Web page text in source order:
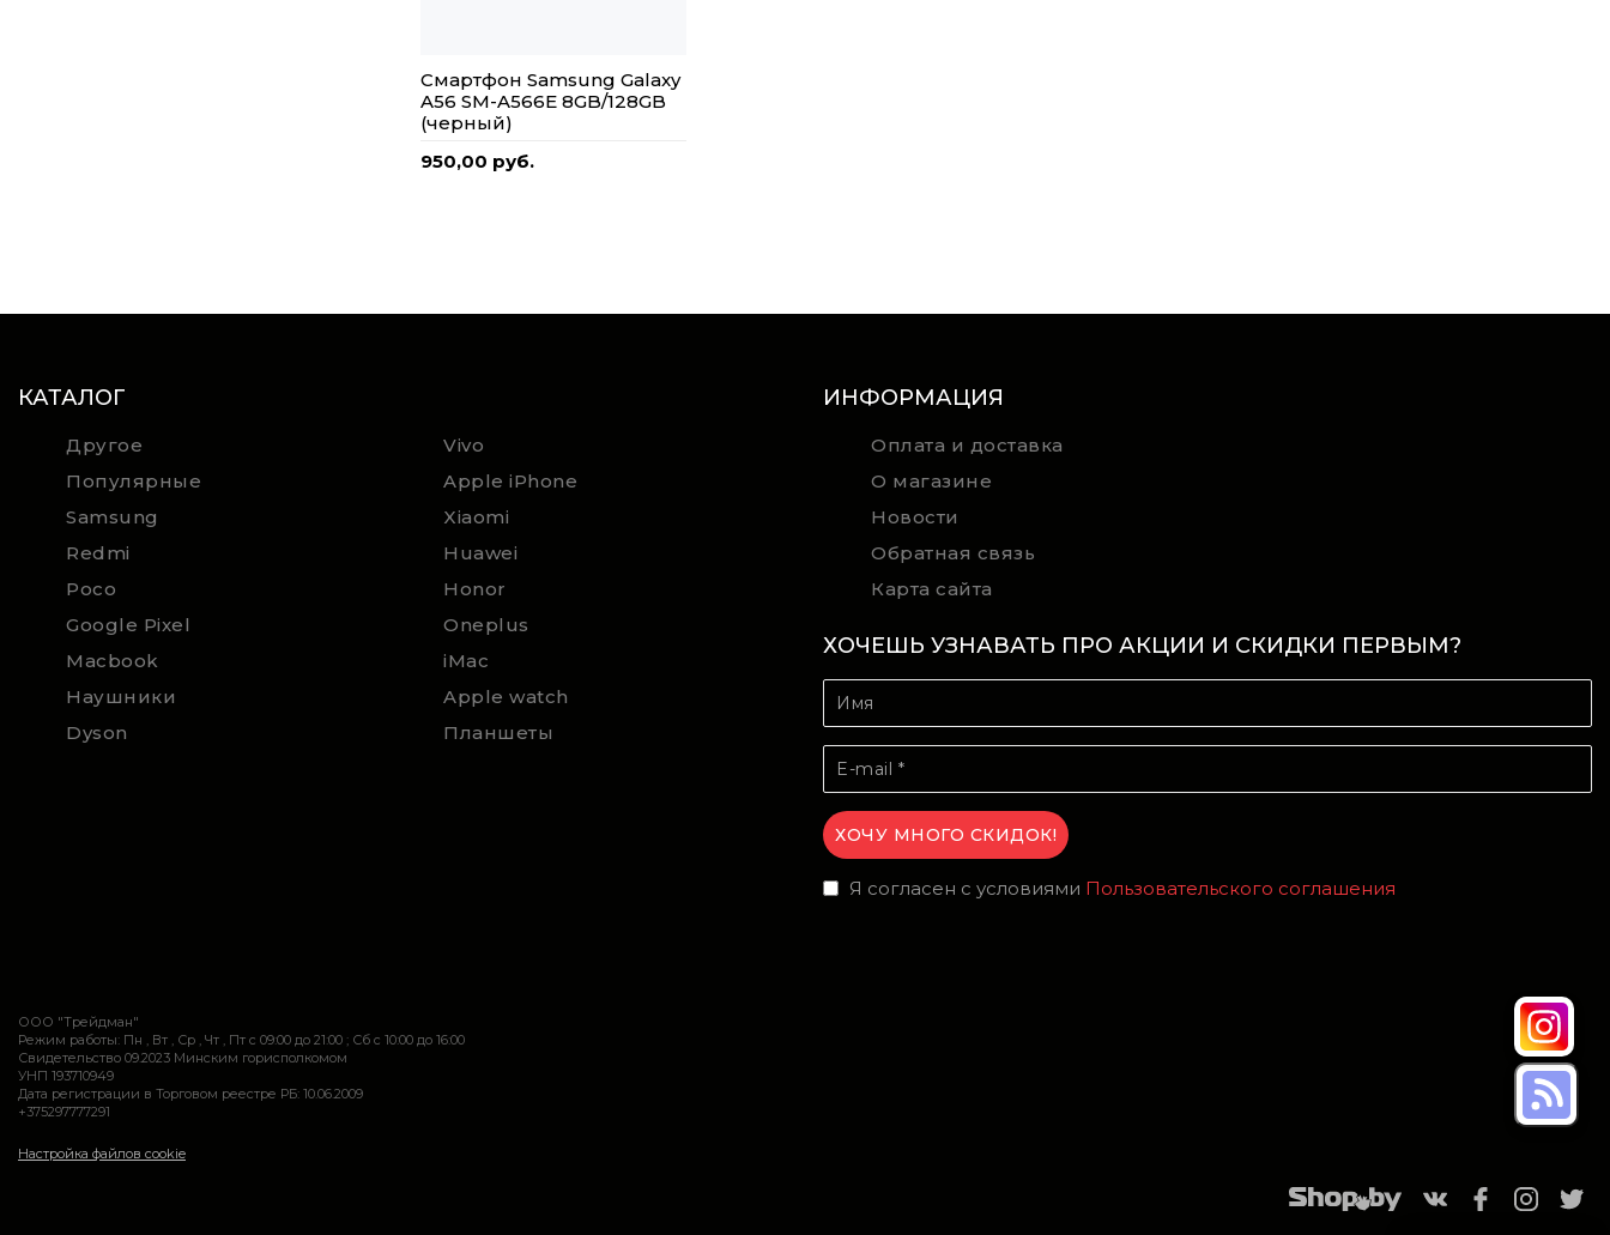
Смартфон Samsung Galaxy
A56 SM-A566E 8GB/128GB
(черный)
950,00 руб.
КАТАЛОГ
Другое
Vivo
Популярные
Apple iPhone
Samsung
Xiaomi
Redmi
Huawei
Poco
Honor
Google Pixel
Oneplus
Macbook
iMac
Наушники
Apple watch
Dyson
Планшеты
ИНФОРМАЦИЯ
Оплата и доставка
О магазине
Новости
Обратная связь
Карта сайта
ХОЧЕШЬ УЗНАВАТЬ ПРО АКЦИИ И СКИДКИ ПЕРВЫМ?
Я согласен с условиями Пользовательского соглашения
ООО "Трейдман"
Режим работы: Пн , Вт , Ср , Чт , Пт c 09:00 до 21:00 ; Сб c 10:00 до 16:00
Свидетельство 09.2023 Минским горисполкомом
УНП 193710949
Дата регистрации в Торговом реестре РБ: 10.06.2009
+375297777291
Настройка файлов cookie